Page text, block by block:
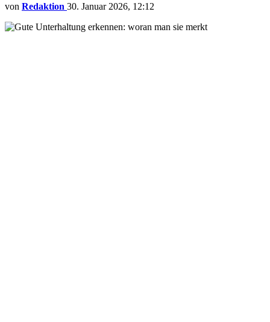
von Redaktion 30. Januar 2026, 12:12